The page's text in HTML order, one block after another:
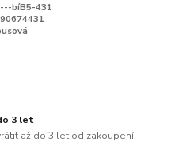
bíB5-431
3 let
až do 3 let od zakoupení